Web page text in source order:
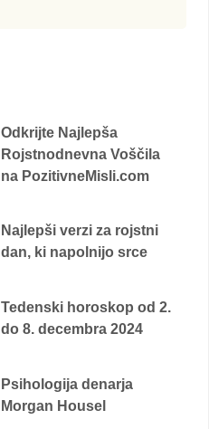
Odkrijte Najlepša
Rojstnodnevna Voščila
na PozitivneMisli.com
Najlepši verzi za rojstni
dan, ki napolnijo srce
Tedenski horoskop od 2.
do 8. decembra 2024
Psihologija denarja
Morgan Housel